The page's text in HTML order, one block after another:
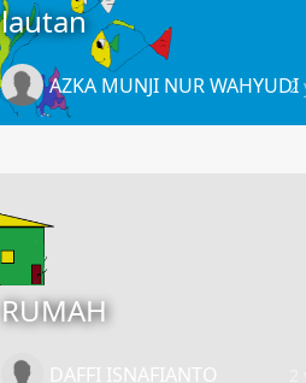
lautan
AZKA MUNJI NUR WAHYUDI
2
RUMAH
DAFFI ISNAFIANTO